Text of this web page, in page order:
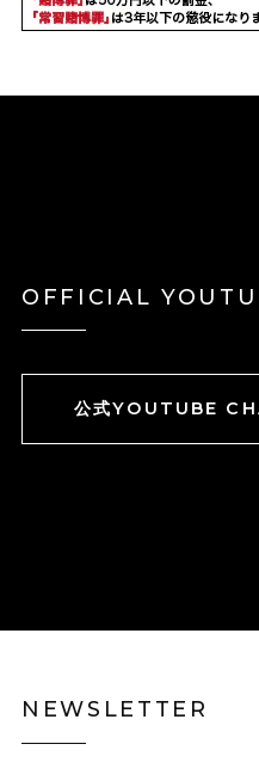
OFFICIAL
公式YOUTUBE
NEWSLETTER